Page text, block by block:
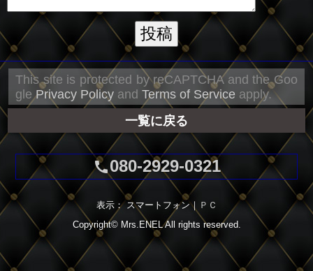
This site is protected by reCAPTCHA and the Goo
glePrivacy Policy andTerms of Service apply.
一覧に戻る
call080-2929-0321
表示： スマートフォン｜ ＰＣ
Copyright© Mrs.ENELAll rights reserved.